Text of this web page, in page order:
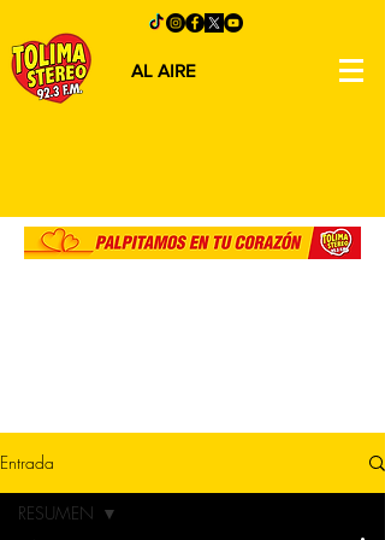
AL AIRE
Entrada
RESUMEN